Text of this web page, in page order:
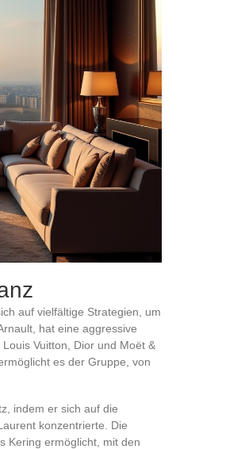
auf vielfältige Strategien, um
hat eine aggressive
Vuitton, Dior und Moët &
es der Gruppe, von
indem er sich auf die
konzentrierte. Die
Kering ermöglicht, mit den